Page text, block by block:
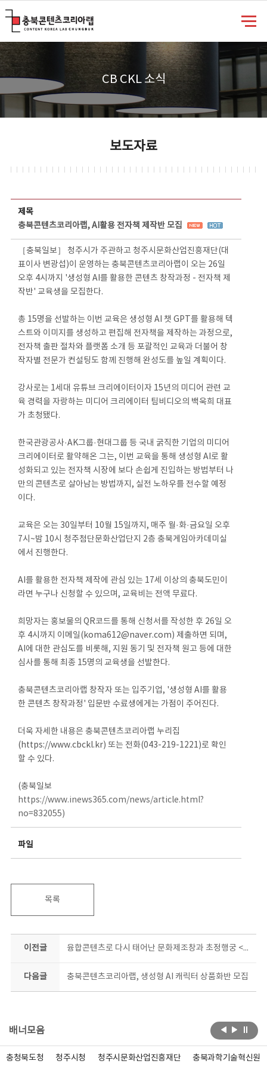
CB CKL 소식
보도자료
제목
충북콘텐츠코리아랩, AI활용 전자책 제작반 모집
［충북일보］ 청주시가 주관하고 청주시문화산업진흥재단(대
표이사 변광섭)이 운영하는 충북콘텐츠코리아랩이 오는 26일
오후 4시까지 '생성형 AI를 활용한 콘텐츠 창작과정 - 전자책 제
작반' 교육생을 모집한다.
총 15명을 선발하는 이번 교육은 생성형 AI 챗 GPT를 활용해 텍
스트와 이미지를 생성하고 편집해 전자책을 제작하는 과정으로,
전자책 출판 절차와 플랫폼 소개 등 포괄적인 교육과 더불어 창
작자별 전문가 컨설팅도 함께 진행해 완성도를 높일 계획이다.
강사로는 1세대 유튜브 크리에이터이자 15년의 미디어 관련 교
육 경력을 자랑하는 미디어 크리에이터 팀비디오의 백욱희 대표
가 초청됐다.
한국관광공사·AK그룹·현대그룹 등 국내 굵직한 기업의 미디어
크리에이터로 활약해온 그는, 이번 교육을 통해 생성형 AI로 활
성화되고 있는 전자책 시장에 보다 손쉽게 진입하는 방법부터 나
만의 콘텐츠로 살아남는 방법까지, 실전 노하우를 전수할 예정
이다.
교육은 오는 30일부터 10월 15일까지, 매주 월·화·금요일 오후
7시~밤 10시 청주첨단문화산업단지 2층 충북게임아카데미실
에서 진행한다.
AI를 활용한 전자책 제작에 관심 있는 17세 이상의 충북도민이
라면 누구나 신청할 수 있으며, 교육비는 전액 무료다.
희망자는 홍보물의 QR코드를 통해 신청서를 작성한 후 26일 오
후 4시까지 이메일(koma612@naver.com) 제출하면 되며,
AI에 대한 관심도를 비롯해, 지원 동기 및 전자책 원고 등에 대한
심사를 통해 최종 15명의 교육생을 선발한다.
충북콘텐츠코리아랩 창작자 또는 입주기업, '생성형 AI를 활용
한 콘텐츠 창작과정' 입문반 수료생에게는 가점이 주어진다.
더욱 자세한 내용은 충북콘텐츠코리아랩 누리집
(https://www.cbckl.kr) 또는 전화(043-219-1221)로 확인
할 수 있다.
(충북일보
https://www.inews365.com/news/article.html?
no=832055)
파일
목록
이전글 융합콘텐츠로 다시 태어난 문화제조창과 초정행궁 <창고>&<초정, 당신을 위한 노래> 막 오른다
다음글 충북콘텐츠코리아랩, 생성형 AI 캐릭터 상품화반 모집
배너모음
충청북도청 청주시청 청주시문화산업진흥재단 충북과학기술혁신원